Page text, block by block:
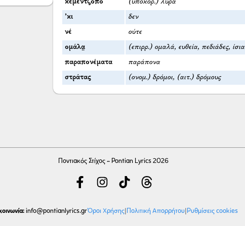
κεμεντζ̌όπο (υποκορ.) λύρα
’κι δεν
νέ ούτε
ομάλα̤ (επιρρ.) ομαλά, ευθεία, πεδιάδες, ίσια
παραπονέματα παράπονα
στράτας (ονομ.) δρόμοι, (αιτ.) δρόμους
Ποντιακός Στίχος - Pontian Lyrics 2026
info@pontianlyrics.grΌροι Χρήσης| Πολιτική Απορρήτου| Ρυθμίσεις cookies